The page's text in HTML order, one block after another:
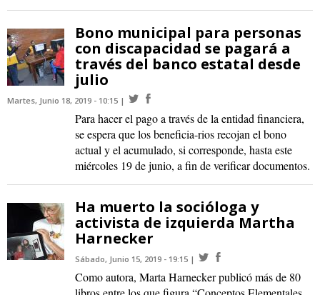
Bono municipal para personas
con discapacidad se pagará a
través del banco estatal desde
julio
Martes, Junio 18, 2019 - 10:15
Para hacer el pago a través de la entidad financiera,
se espera que los beneficia-rios recojan el bono
actual y el acumulado, si corresponde, hasta este
miércoles 19 de junio, a fin de verificar documentos.
Ha muerto la socióloga y
activista de izquierda Martha
Harnecker
Sábado, Junio 15, 2019 - 19:15
Como autora, Marta Harnecker publicó más de 80